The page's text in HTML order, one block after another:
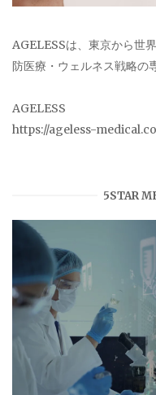
AGELESSは、東京から世
防医療・ウェルネス戦略の
AGELESS
https://ageless-
5STAR